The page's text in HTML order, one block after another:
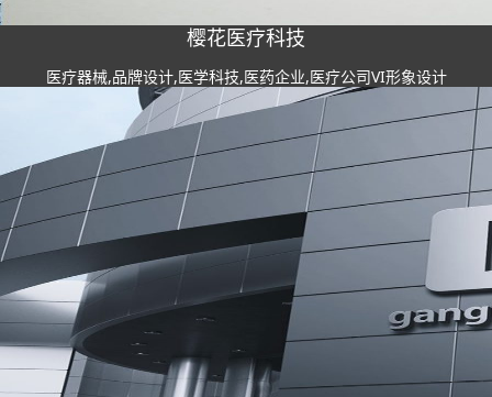
樱花医疗科技
医疗器械,品牌设计,医学科技,医药企业,医疗公司VI形象设计